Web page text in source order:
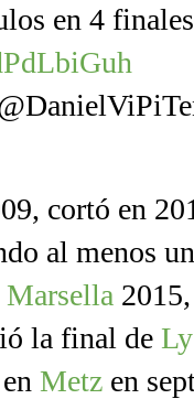
en 4
cortó en
al menos
Marsella
la final de
en Metz en